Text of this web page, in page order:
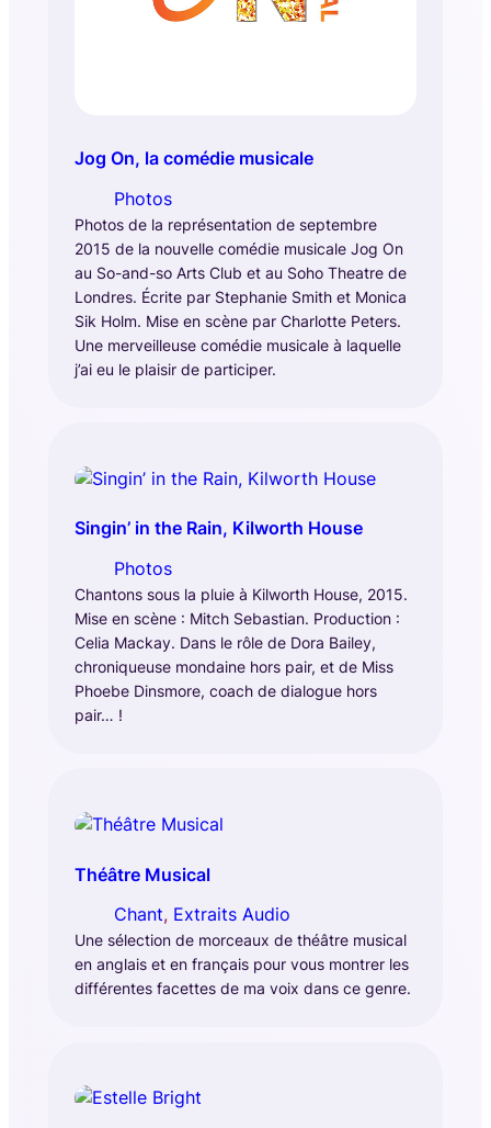
Jog On, la comédie musicale
Photos
Photos de la représentation de septembre
2015 de la nouvelle comédie musicale Jog On
au So-and-so Arts Club et au Soho Theatre de
Londres. Écrite par Stephanie Smith et Monica
Sik Holm. Mise en scène par Charlotte Peters.
Une merveilleuse comédie musicale à laquelle
j’ai eu le plaisir de participer.
Singin’ in the Rain, Kilworth House
Photos
Chantons sous la pluie à Kilworth House, 2015.
Mise en scène : Mitch Sebastian. Production :
Celia Mackay. Dans le rôle de Dora Bailey,
chroniqueuse mondaine hors pair, et de Miss
Phoebe Dinsmore, coach de dialogue hors
pair… !
Théâtre Musical
Chant, Extraits Audio
Une sélection de morceaux de théâtre musical
en anglais et en français pour vous montrer les
différentes facettes de ma voix dans ce genre.